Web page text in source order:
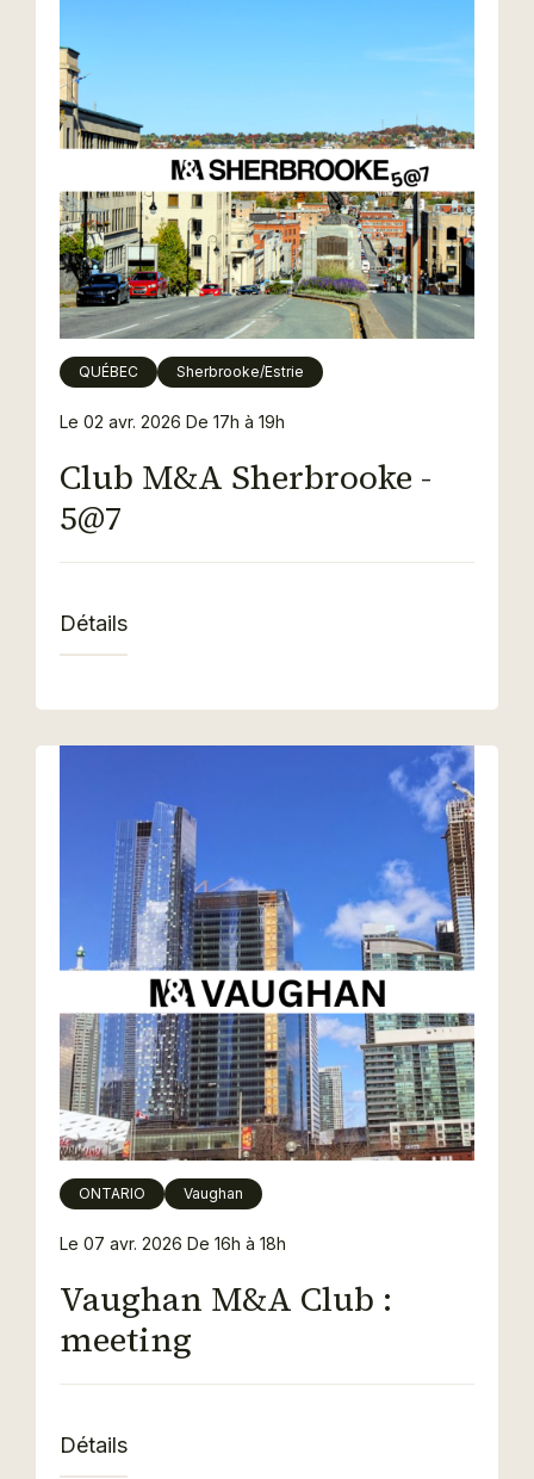
Club M&A Sherbrooke -
5@7
Le 02 avr. 2026 De 17h à 19h
QUÉBEC Sherbrooke/Estrie
Détails
Vaughan M&A Club :
meeting
Le 07 avr. 2026 De 16h à 18h
ONTARIO Vaughan
Détails